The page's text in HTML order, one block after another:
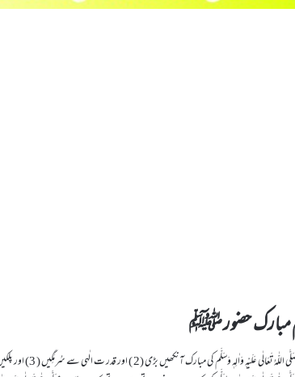
مبارک حضور ﷺ
آپ صَلَّی اللّٰہُ